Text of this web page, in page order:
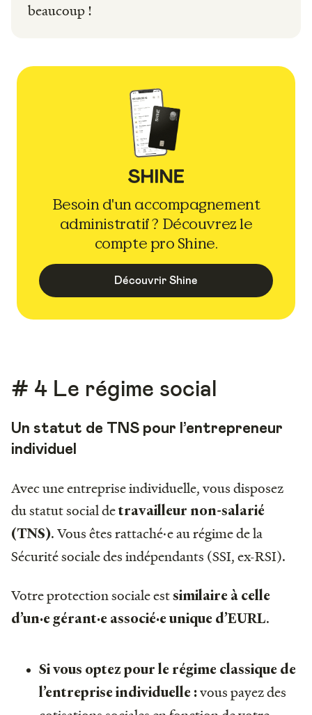
beaucoup !
Besoin d'un accompagnement
administratif ? Découvrez le
compte pro Shine.
Découvrir Shine
# 4 Le régime social
Un statut de TNS pour l’entrepreneur
individuel
Avec une entreprise individuelle, vous disposez
du statut social detravailleur non-salarié
(TNS). Vous êtes rattaché·e au régime de la
Sécurité sociale des indépendants (SSI, ex-RSI).
Votre protection sociale estsimilaire à celle
d’un·e gérant·e associé·eunique d’EURL.
Si vous optez pour le régime classique de
l’entreprise individuelle :vous payez des